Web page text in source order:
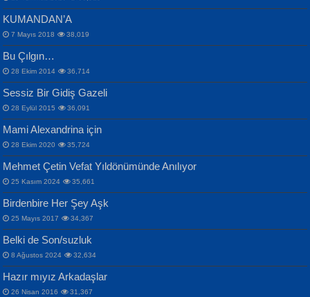
İPEK ACAR SERT
Gazze’nin Şecaati, Ümmetin İmtihanı...
MAHMUT GÜRBÜZ
İbrahim Olmak ve Bitirebilmek...
Selahattin Yıldız
İdrakimle Üşürken...
Songül Özel
Mahzen...
ERDEM BAYAZIT
Sana, Bana, Vatanıma, Ülkemin
İnsanlarına Dair...
NAZIM HİKMET RAN
Bir Cezaevinde, Tecritteki Adamın
Mektupları...
KUMANDAN’A
7 Mayıs 2018 38,019
Bu Çılgın…
28 Ekim 2014 36,714
Sessiz Bir Gidiş Gazeli
28 Eylül 2015 36,091
Mami Alexandrina için
28 Ekim 2020 35,724
Mehmet Çetin Vefat Yıldönümünde Anılıyor
25 Kasım 2024 35,661
Birdenbire Her Şey Aşk
25 Mayıs 2017 34,367
Belki de Son/suzluk
8 Ağustos 2024 32,634
Hazır mıyız Arkadaşlar
26 Nisan 2016 31,367